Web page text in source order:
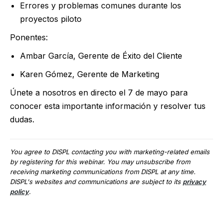
Errores y problemas comunes durante los
proyectos piloto
Ponentes:
Ambar García, Gerente de Éxito del Cliente
Karen Gómez, Gerente de Marketing
Únete a nosotros en directo el 7 de mayo para
conocer esta importante información y resolver tus
dudas.
You agree to DISPL contacting you with marketing-related emails
by registering for this webinar. You may unsubscribe from
receiving marketing communications from DISPL at any time.
DISPL's websites and communications are subject to its privacy
policy.